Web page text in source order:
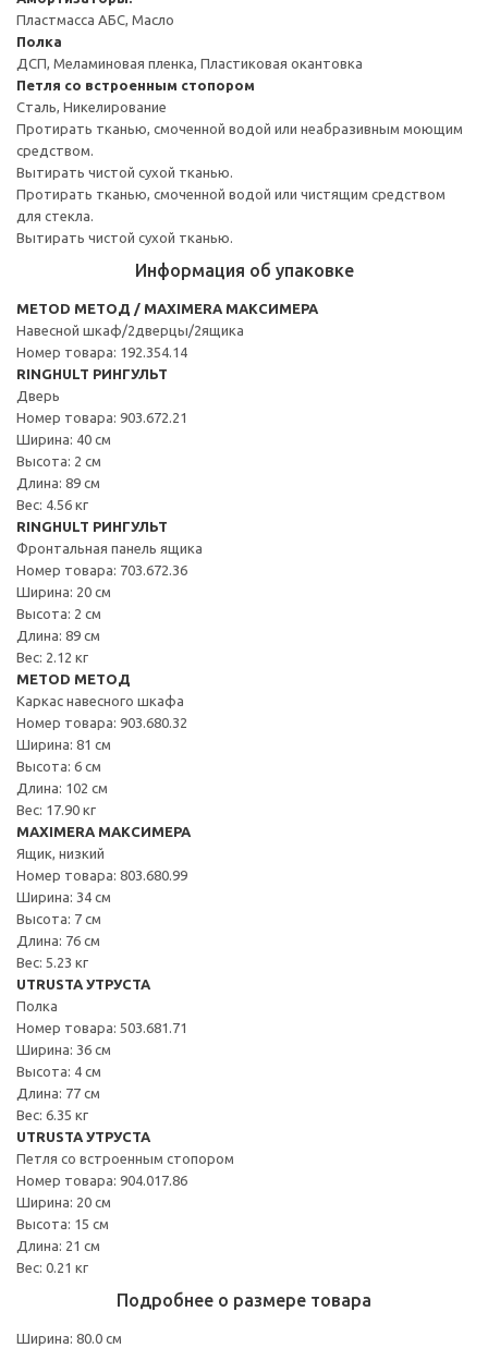
Пластмасса АБС, Масло
Полка
ДСП, Меламиновая пленка, Пластиковая окантовка
Петля со встроенным стопором
Сталь, Никелирование
Протирать тканью, смоченной водой или неабразивным моющим
средством.
Вытирать чистой сухой тканью.
Протирать тканью, смоченной водой или чистящим средством
для стекла.
Вытирать чистой сухой тканью.
Информация об упаковке
METOD МЕТОД / MAXIMERA МАКСИМЕРА
Навесной шкаф/2дверцы/2ящика
Номер товара: 192.354.14
RINGHULT РИНГУЛЬТ
Дверь
Номер товара: 903.672.21
Ширина: 40 см
Высота: 2 см
Длина: 89 см
Вес: 4.56 кг
RINGHULT РИНГУЛЬТ
Фронтальная панель ящика
Номер товара: 703.672.36
Ширина: 20 см
Высота: 2 см
Длина: 89 см
Вес: 2.12 кг
METOD МЕТОД
Каркас навесного шкафа
Номер товара: 903.680.32
Ширина: 81 см
Высота: 6 см
Длина: 102 см
Вес: 17.90 кг
MAXIMERA МАКСИМЕРА
Ящик, низкий
Номер товара: 803.680.99
Ширина: 34 см
Высота: 7 см
Длина: 76 см
Вес: 5.23 кг
UTRUSTA УТРУСТА
Полка
Номер товара: 503.681.71
Ширина: 36 см
Высота: 4 см
Длина: 77 см
Вес: 6.35 кг
UTRUSTA УТРУСТА
Петля со встроенным стопором
Номер товара: 904.017.86
Ширина: 20 см
Высота: 15 см
Длина: 21 см
Вес: 0.21 кг
Подробнее о размере товара
Ширина: 80.0 см